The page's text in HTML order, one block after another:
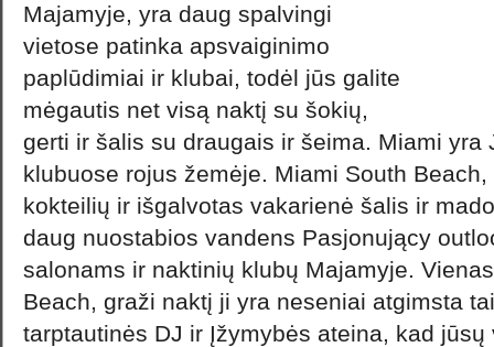
Majamyje, yra daug spalvingi
vietose patinka apsvaiginimo
paplūdimiai ir klubai, todėl jūs galite
mėgautis net visą naktį su šokių,
gerti ir šalis su draugais ir šeima. Miami yra
klubuose rojus žemėje. Miami South
kokteilių ir išgalvotas vakarienė šalis ir
daug nuostabios vandens Pasjonujący
salonams ir naktinių klubų Majamyje.
Beach, graži naktį ji yra neseniai atgimsta
tarptautinės DJ ir Įžymybės ateina, kad